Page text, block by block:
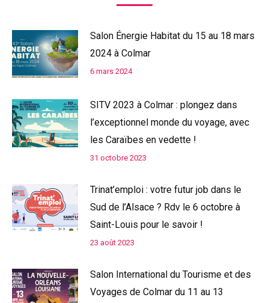
Salon Énergie Habitat du 15 au 18 mars
2024 à Colmar
6 mars 2024
SITV 2023 à Colmar : plongez dans
l’exceptionnel monde du voyage, avec
les Caraïbes en vedette !
31 octobre 2023
Trinat’emploi : votre futur job dans le
Sud de l’Alsace ? Rdv le 6 octobre à
Saint-Louis pour le savoir !
23 août 2023
Salon International du Tourisme et des
Voyages de Colmar du 11 au 13